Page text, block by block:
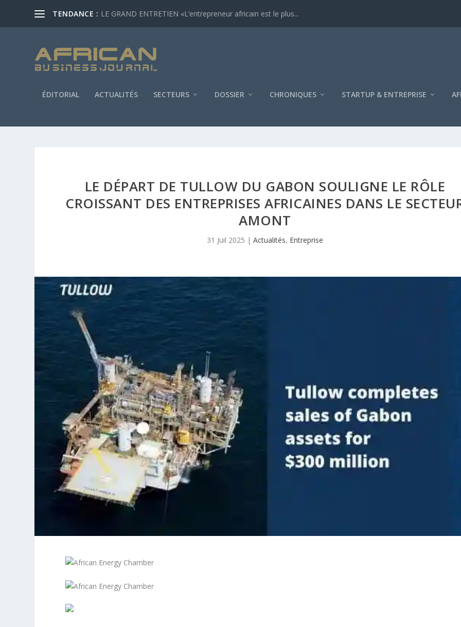
TENDANCE : LE GRAND ENTRETIEN «L’entrepreneur africain est le plus...
ÉDITORIAL ACTUALITÉS SECTEURS DOSSIER CHRONIQUES STARTUP & ENTREPRISE
LE DÉPART DE TULLOW DU GABON SOULIGNE LE RÔLE
CROISSANT DES ENTREPRISES AFRICAINES DANS LE
AMONT
31 Juil 2025 | Actualités, Entreprise